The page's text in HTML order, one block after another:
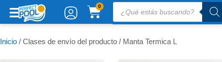
0
CARRITO
productos
Inicio / Clases de envío del producto / Manta Termica L